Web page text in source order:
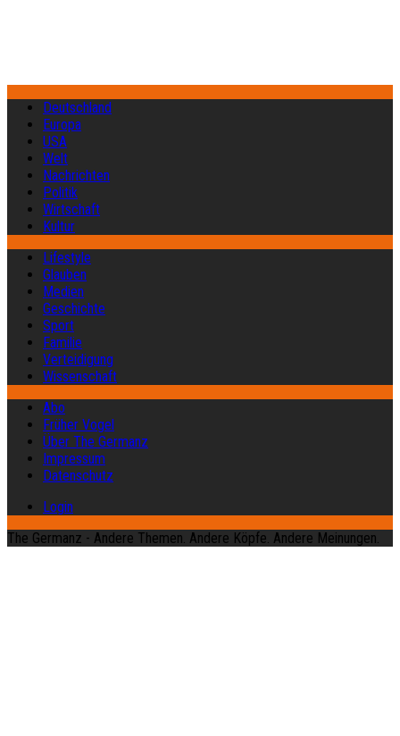
Deutschland
Europa
USA
Welt
Nachrichten
Politik
Wirtschaft
Kultur
Lifestyle
Glauben
Medien
Geschichte
Sport
Familie
Verteidigung
Wissenschaft
Abo
Früher Vogel
Über The Germanz
Impressum
Datenschutz
Login
The Germanz - Andere Themen. Andere Köpfe. Andere Meinungen.